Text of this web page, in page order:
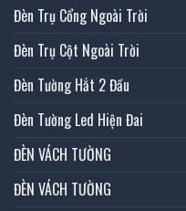
Đèn Trụ Cổng Ngoài Trời
Đèn Trụ Cột Ngoài Trời
Đèn Tường Hắt 2 Đầu
Đèn Tường Led Hiện Đai
ĐÈN VÁCH TƯỜNG
ĐÈN VÁCH TƯỜNG